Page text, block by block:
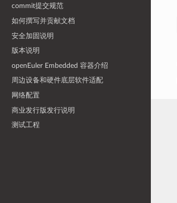
commit提交规范
如何撰写并贡献文档
安全加固说明
版本说明
openEuler Embedded 容器介绍
周边设备和硬件底层软件适配
网络配置
商业发行版发行说明
测试工程